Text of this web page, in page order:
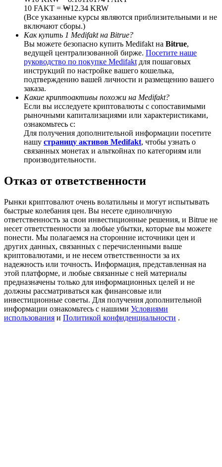
Deposit CASHCAT & Win
Share 500000 CASHCAT prize pool
Exclusive for BitMart Users
Register & Trade to Win 500,000 USDT
Trade Gold & Silver · 33,333 USDT Bonus
USDT New User Exclusive 10% APR
USDT Flexible Staking | Daily Rewards
New Listing Futures Fest
Trade New Futures, Win 200,000 USDT
10 FAKT = ₩12.34 KRW
(Все указанные курсы являются приблизительными и не
включают сборы.)
Как купить 1 Medifakt на Bitrue?
Вы можете безопасно купить Medifakt на Bitrue,
ведущей централизованной бирже. Посетите наше
руководство по покупке Medifakt для пошаговых
инструкций по настройке вашего кошелька,
подтверждению вашей личности и размещению вашего
заказа.
Какие криптоактивы похожи на Medifakt?
Если вы исследуете криптовалюты с сопоставимыми
рыночными капитализациями или характеристиками,
ознакомьтесь с:
Для получения дополнительной информации посетите
нашу страницу активов Medifakt, чтобы узнать о
связанных монетах и альткойнах по категориям или
производительности.
Отказ от ответственности
Рынки криптовалют очень волатильны и могут испытывать
быстрые колебания цен. Вы несете единоличную
ответственность за свои инвестиционные решения, и Bitrue не
несет ответственности за любые убытки, которые вы можете
понести. Мы полагаемся на сторонние источники цен и
других данных, связанных с перечисленными выше
криптовалютами, и не несем ответственности за их
надежность или точность. Информация, представленная на
этой платформе, и любые связанные с ней материалы
предназначены только для информационных целей и не
должны рассматриваться как финансовые или
инвестиционные советы. Для получения дополнительной
информации ознакомьтесь с нашими Условиями
использования и Политикой конфиденциальности .